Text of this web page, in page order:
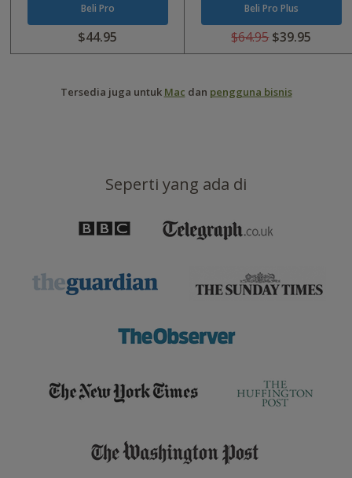
Beli Pro
$44.95
Apakah
USD
Beli Pro Plus
$64.95 $39.95
Apakah
USD
Tersedia juga untuk Mac dan pengguna bisnis
Seperti yang ada di